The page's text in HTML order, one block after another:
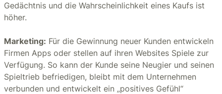
Gedächtnis und die Wahrscheinlichkeit eines Kaufs ist
höher.
Marketing: Für die Gewinnung neuer Kunden entwickeln
Firmen Apps oder stellen auf ihren Websites Spiele zur
Verfügung. So kann der Kunde seine Neugier und seinen
Spieltrieb befriedigen, bleibt mit dem Unternehmen
verbunden und entwickelt ein „positives Gefühl“